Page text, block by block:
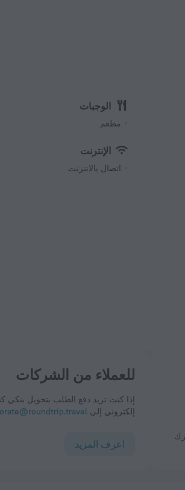
الوجبات
مطعم
الإنترنت
اتصال بالانترنت
للعملاء من الشركات
إذا كنت تريد دفع الطلب بتحويل بنكي
إلكتروني إلى
اعرف المزيد